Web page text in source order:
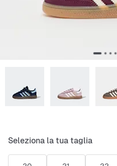
Seleziona la tua taglia